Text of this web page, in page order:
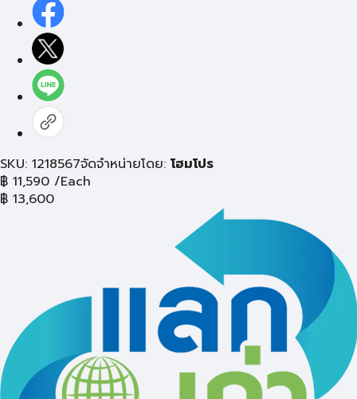
SKU: 1218567จัดจำหน่ายโดย: โฮมโปร
฿ 11,590 /Each
฿ 13,600